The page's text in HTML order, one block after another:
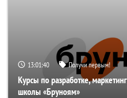
13:01:39 Получи первым!
Курсы по разработке,
школы «Бруноям»